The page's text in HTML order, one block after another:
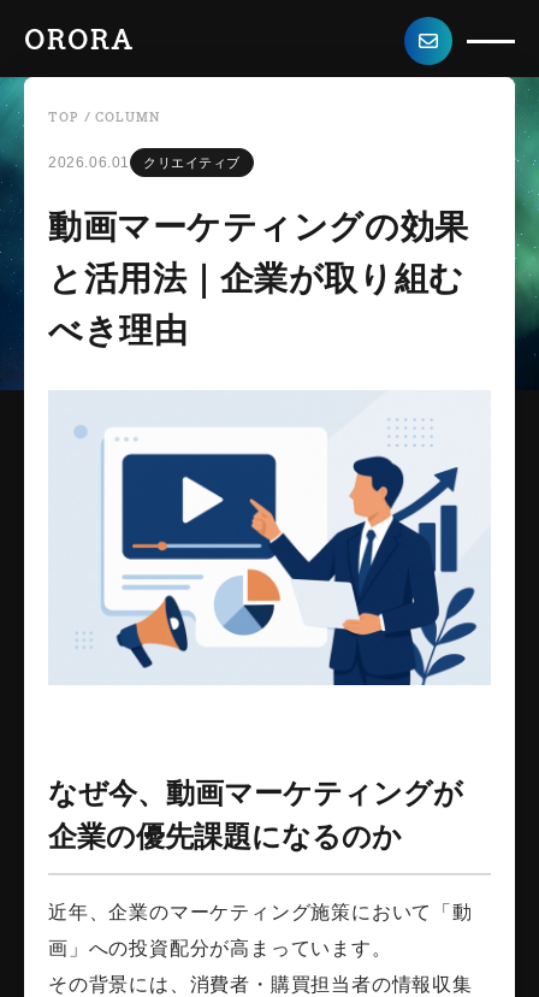
ORORA
TOP /COLUMN
2026.06.01 クリエイティブ
動画マーケティングの効果
と活用法｜企業が取り組む
べき理由
なぜ今、動画マーケティングが
企業の優先課題になるのか
近年、企業のマーケティング施策において「動
画」への投資配分が高まっています。
その背景には、消費者・購買担当者の情報収集